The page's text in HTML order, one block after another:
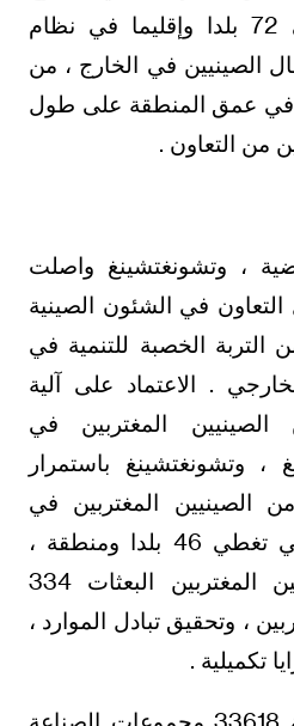
التحالف ، التي تغطي 72 بلدا وإقليما في نظام
الصينيين في الخارج ، من
في عمق المنطقة على طول
من التعاون .
، وتشونغتشينغ واصلت
في الشئون الصينية
الخصبة للتنمية في
. الاعتماد على آلية
الصينيين المغتربين في
، وتشونغتشينغ باستمرار
الصينيين المغتربين في
الشؤون التعاونية ، التي تغطي 46 بلدا ومنطقة ،
وربط 112 من الصينيين المغتربين البعثات 334
، وتحقيق تبادل الموارد ،
تكميلية .
في جميع أنحاء المدينة 33618 مجموعات الصناعة